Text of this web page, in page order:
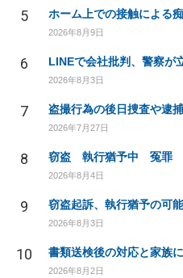
5 ホーム上での接触による
2026年8月9日
6 LINEで会社批判、警察が
2026年8月3日
7 盗撮行為の後日捜査や逮
2026年7月27日
8 窃盗 執行猶予中 冤罪
2026年8月4日
9 窃盗起訴、執行猶予の可
2026年8月3日
10
2026年8月2日